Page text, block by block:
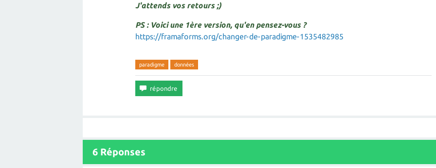
J'attends vos retours ;)
PS : Voici une 1ère version, qu'en pensez-vous ?
https://framaforms.org/changer-de-paradigme-1535482985
paradigme données
6 Réponses